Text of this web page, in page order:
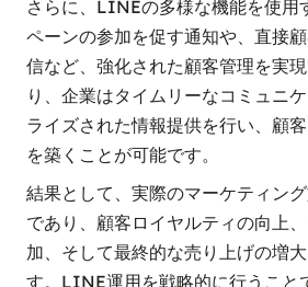
さらに、LINEの多様な機能を使用
ペーンの参加を促す通知や、直接
信など、強化された顧客管理を実
り、企業はタイムリーなコミュニ
ライズされた情報提供を行い、顧
を築くことが可能です。
結果として、実際のマーケティン
であり、顧客ロイヤルティの向上
加、そして最終的な売り上げの増
す。LINE運用を戦略的に行うこと